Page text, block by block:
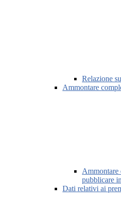
Relazione
Ammontare
Ammontare
pubblicare
Dati relativi ai